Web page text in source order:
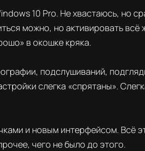
10 Pro. Не хвастаюсь, но
можно, но активировать всё
в окошке кряка.
подслушиваний,
слегка «спрятаны».
и новым интерфейсом. Всё
чего не было до этого.